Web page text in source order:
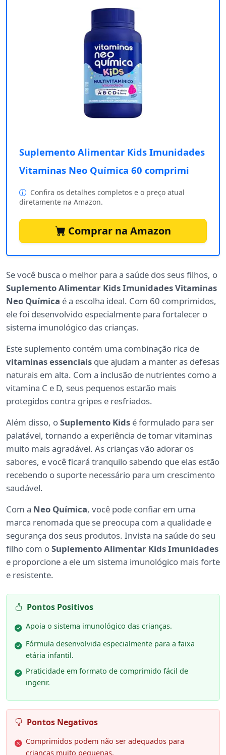
Suplemento Alimentar Kids Imunidades
Vitaminas Neo Química 60 comprimi
Confira os detalhes completos e o preço atual
diretamente na Amazon.
Comprar na Amazon
Se você busca o melhor para a saúde dos seus filhos, o
Suplemento Alimentar Kids Imunidades Vitaminas
Neo Química é a escolha ideal. Com 60 comprimidos,
ele foi desenvolvido especialmente para fortalecer o
sistema imunológico das crianças.
Este suplemento contém uma combinação rica de
vitaminas essenciais que ajudam a manter as defesas
naturais em alta. Com a inclusão de nutrientes como a
vitamina C e D, seus pequenos estarão mais
protegidos contra gripes e resfriados.
Além disso, oSuplemento Kids é formulado para ser
palatável, tornando a experiência de tomar vitaminas
muito mais agradável. As crianças vão adorar os
sabores, e você ficará tranquilo sabendo que elas estão
recebendo o suporte necessário para um crescimento
saudável.
Com a Neo Química, você pode confiar em uma
marca renomada que se preocupa com a qualidade e
segurança dos seus produtos. Invista na saúde do seu
filho com oSuplemento Alimentar Kids Imunidades
e proporcione a ele um sistema imunológico mais forte
e resistente.
Pontos Positivos
Apoia o sistema imunológico das crianças.
Fórmula desenvolvida especialmente para a faixa
etária infantil.
Praticidade em formato de comprimido fácil de
ingerir.
Pontos Negativos
Comprimidos podem não ser adequados para
crianças muito pequenas.